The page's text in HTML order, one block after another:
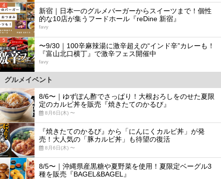
4
新宿｜日本一のグルメバーガーからスイーツまで！個性
的な10店が集うフードホール『reDine 新宿』
favy
5
〜9/30｜100辛麻辣湯に激辛超えの“インド辛”カレーも！
『富山北口横丁』で激辛フェス開催中
favy
グルメイベント
8/6〜｜ゆずぽん酢でさっぱり！大根おろしをのせた夏限
定のカルビ丼を販売『焼きたてのかるび』
8月6日(木) 〜
『焼きたてのかるび』から「にんにくカルビ丼」が発
売！大人気の「豚カルビ丼」も待望の復活
8月6日(木) 〜
8/5〜｜沖縄県産黒糖や夏野菜を使用！夏限定ベーグル3
種を販売『BAGEL&BAGEL』